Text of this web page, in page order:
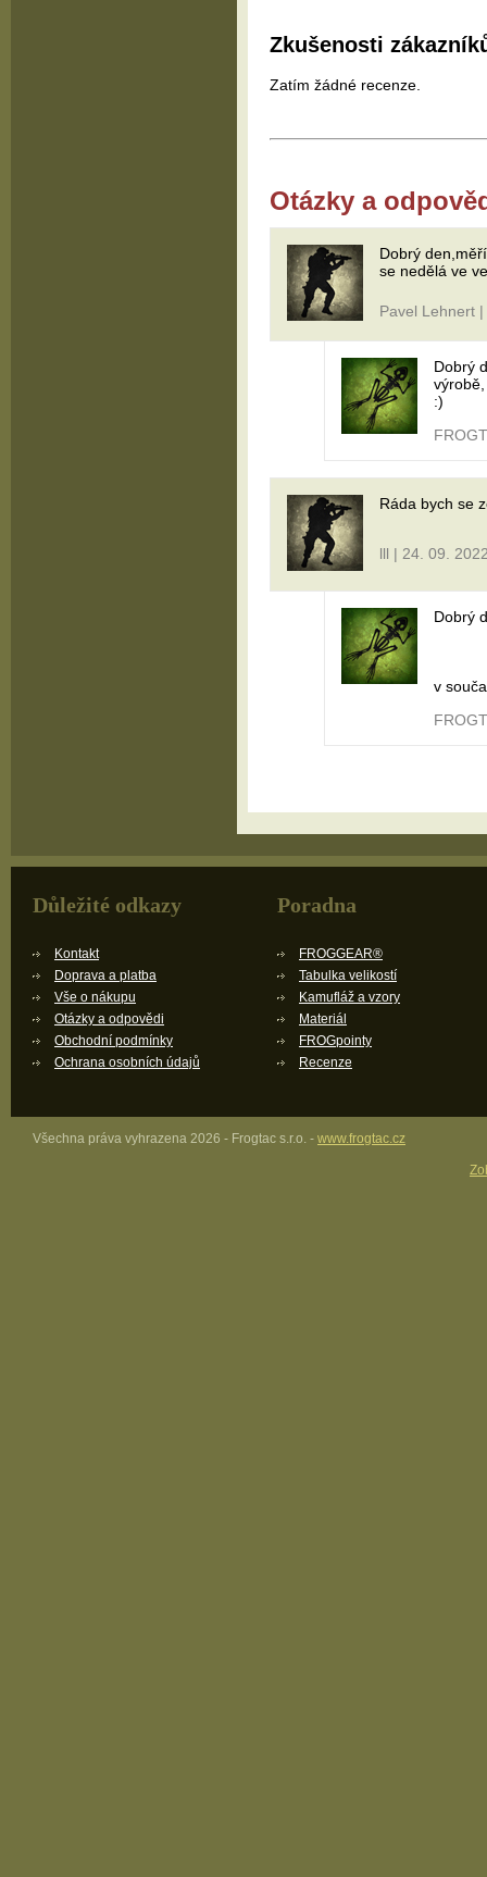
Zkušenosti
Zatím žádné recenze.
Otázky a
Dobrý
se nedělá ve
Pavel Lehnert
Dobrý
:)
Ráda bych se
lll | 24. 09.
Dobrý
v
Důležité odkazy
Kontakt
Doprava a platba
Vše o nákupu
Otázky a odpovědi
Obchodní podmínky
Ochrana osobních údajů
Poradna
FROGGEAR®
Tabulka velikostí
Kamufláž a vzory
Materiál
FROGpointy
Recenze
Všechna práva vyhrazena 2026 - Frogtac s.r.o. - www.frogtac.cz